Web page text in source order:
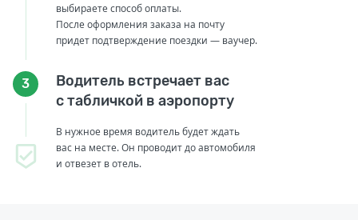
выбираете способ оплаты.
После оформления заказа на почту
придет подтверждение поездки — ваучер.
3
Водитель встречает вас
с табличкой в аэропорту
В нужное время водитель будет ждать
вас на месте. Он проводит до автомобиля
и отвезет в отель.